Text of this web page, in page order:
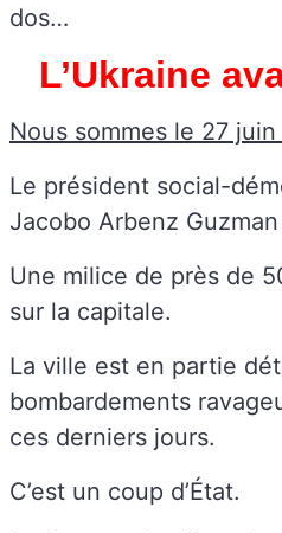
dos…
L’Ukraine
Nous sommes le 27 juin
Le président social-
Jacobo Arbenz
Une milice de près de
sur la capitale.
La ville est en partie
bombardements
ces derniers jours.
C’est un coup d’État.